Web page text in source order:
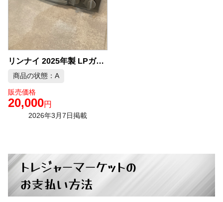
リンナイ 2025年製 LPガス ガスコンロ 中古品販売
商品の状態：A
販売価格
20,000円
2026年3月7日掲載
トレジャーマーケットの
お支払い方法